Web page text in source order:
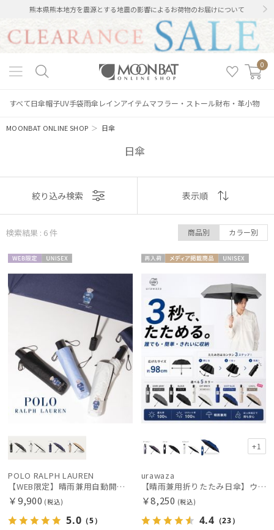
熊本県熊本地方を震源とする地震の影響によるお荷物のお届けについて
0
すべて日傘帽子UV手袋雨傘 レインアイテムマフラー・ストール財布・革小物
MOONBAT ONLINE SHOP ＞ 日傘
日傘
絞り込み
ブランド
表示
おすすめ
価格の高い
人気順
売上点数順
お気に入り
絞り込み検索 表示順
検索結果 : 6件 商品別 カラー別
定
POLO RALPH LAUREN
【WEB限定】晴雨兼用自動開閉日傘 ポロ ラルフ ローレン（POLO RALPH LAUREN）ベア 遮光100 UV100 ワンタッチ開閉
￥9,900 (税込)
5.0 （5）
荷
X
+1
urawaza
【晴雨兼用折りたたみ日傘】ウラワザ（urawaza）無地 55㎝ 晴雨兼用 遮光100% UV100% 自動開閉 ワンタッチ
￥8,250 (税込)
4.4 （23）